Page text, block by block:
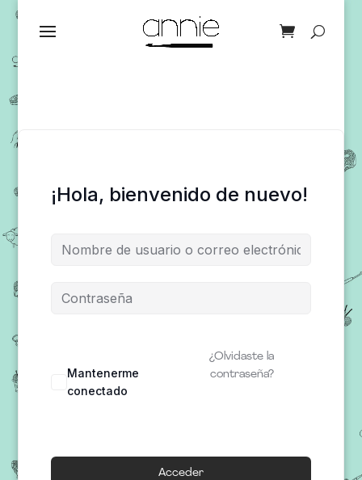
¡Hola, bienvenido de nuevo!
Mantenerme
conectado
¿Olvidaste la
contraseña?
Acceder